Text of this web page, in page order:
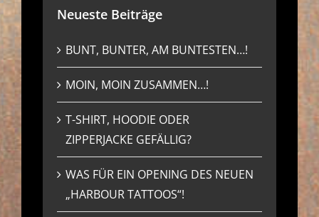
Neueste Beiträge
BUNT, BUNTER, AM BUNTESTEN…!
MOIN, MOIN ZUSAMMEN…!
T-SHIRT, HOODIE ODER
ZIPPERJACKE GEFÄLLIG?
WAS FÜR EIN OPENING DES NEUEN
„HARBOUR TATTOOS“!